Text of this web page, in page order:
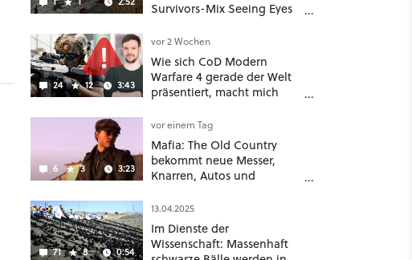
Survivors-Mix Seeing Eyes
nützliches Map-Tool
24 12 3:43
vor 2 Wochen
Wie sich CoD Modern
Warfare 4 gerade der Welt
präsentiert, macht mich
6 3 3:23
vor einem Tag
Mafia: The Old Country
bekommt neue Messer,
Knarren, Autos und
hat mehr dabei als nur
Story
71 8 0:54
13.04.2025
Im Dienste der
Wissenschaft: Massenhaft